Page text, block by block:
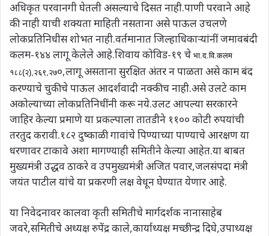
अधिकृत परवानगी घेतली असल्याचे दिसत नाही.पाणी परवाने आहे
की नाही याची शक्यता माहिती नसताना असे पाऊल उचलणे
लोकप्रतिनिधीस शोभत नाही.वर्तमानात जिल्हाधिकाऱ्यांनीं जमावबंदी
कलम-१४४ लागू केलेले आहे.शिवाय कोविड-१९ चे भा.द.वि.कलम
१८८(२),२६९,२७०,लागू असताना सुरक्षित अंतर न पाळता असे काम बंद
करण्याचे चुकीचे पाऊल आदर्शवादी नक्कीच नाही.असे उलटे काम
अकोल्याच्या लोकप्रतिनिधींनी करू नये.उलट आपल्या सरकारने
जाहिर केल्या प्रमाणे या प्रकल्पाला तातडीने ११०० कोटी रुपयांची
तरतुद करावी.१८२ दुष्काळी गावांचे पिण्याच्या पाण्याचे आरक्षण या
धरणावर टाकावे अशा मागण्याही समितीने केल्या आहेत.या बाबत
मुख्यमंत्री उद्धव ठाकरे व उपमुख्यमंत्री अजित पवार,जलसंपदा मंत्री
जयंत पाटील यांचे या प्रकरणी लक्ष वेधून घेण्यात येणार आहे.
या निवेदनावर कालवा कृती समितीचे मार्गदर्शक नानासाहेब
जवरे,समितीचे अध्यक्ष रुपेंद्र काले,कार्याध्यक्ष मच्छीन्द्र दिघे,उपाध्यक्ष